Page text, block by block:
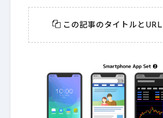
この記事のタイトルと